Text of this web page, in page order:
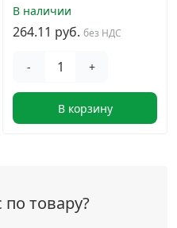
В наличии
264.11 руб. без НДС
- +
В корзину
по товару?